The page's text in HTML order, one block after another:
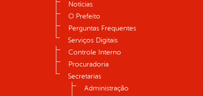
Notícias
O Prefeito
Perguntas Frequentes
Serviços Digitais
Controle Interno
Procuradoria
Secretarias
Administração